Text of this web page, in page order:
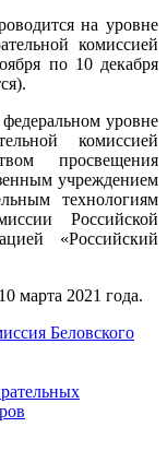
на уровне
комиссией
по 10 декабря
уровне
комиссией
просвещения
учреждением
технологиям
Российской
«Российский
марта 2021 года.
Беловского